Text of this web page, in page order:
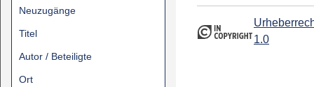
Neuzugänge
Titel
Autor / Beteiligte
Ort
1.0